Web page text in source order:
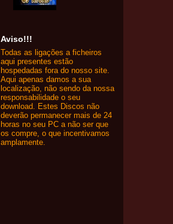
Aviso!!!
Todas as ligações a ficheiros
aqui presentes estão
hospedadas fora do nosso site.
Aqui apenas damos a sua
localização, não sendo da nossa
responsabilidade o seu
download. Estes Discos não
deverão permanecer mais de 24
horas no seu PC a não ser que
os compre, o que incentivamos
amplamente.